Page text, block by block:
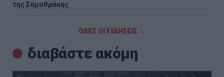
της Σαμοθράκης
ΟΛΕΣ ΟΙ ΕΙΔΗΣΕΙΣ →
διαβάστε ακόμη